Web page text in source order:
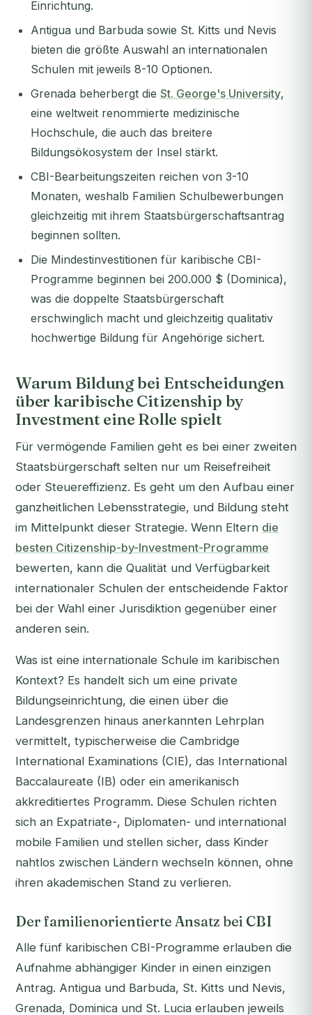
Einrichtung.
Antigua und Barbuda sowie St. Kitts und Nevis
bieten die größte Auswahl an internationalen
Schulen mit jeweils 8-10 Optionen.
Grenada beherbergt die St. George's University,
eine weltweit renommierte medizinische
Hochschule, die auch das breitere
Bildungsökosystem der Insel stärkt.
CBI-Bearbeitungszeiten reichen von 3-10
Monaten, weshalb Familien Schulbewerbungen
gleichzeitig mit ihrem Staatsbürgerschaftsantrag
beginnen sollten.
Die Mindestinvestitionen für karibische CBI-
Programme beginnen bei 200.000 $ (Dominica),
was die doppelte Staatsbürgerschaft
erschwinglich macht und gleichzeitig qualitativ
hochwertige Bildung für Angehörige sichert.
Warum Bildung bei Entscheidungen
über karibische Citizenship by
Investment eine Rolle spielt
Für vermögende Familien geht es bei einer zweiten
Staatsbürgerschaft selten nur um Reisefreiheit
oder Steuereffizienz. Es geht um den Aufbau einer
ganzheitlichen Lebensstrategie, und Bildung steht
im Mittelpunkt dieser Strategie. Wenn Eltern die
besten Citizenship-by-Investment-Programme
bewerten, kann die Qualität und Verfügbarkeit
internationaler Schulen der entscheidende Faktor
bei der Wahl einer Jurisdiktion gegenüber einer
anderen sein.
Was ist eine internationale Schule im karibischen
Kontext? Es handelt sich um eine private
Bildungseinrichtung, die einen über die
Landesgrenzen hinaus anerkannten Lehrplan
vermittelt, typischerweise die Cambridge
International Examinations (CIE), das International
Baccalaureate (IB) oder ein amerikanisch
akkreditiertes Programm. Diese Schulen richten
sich an Expatriate-, Diplomaten- und international
mobile Familien und stellen sicher, dass Kinder
nahtlos zwischen Ländern wechseln können, ohne
ihren akademischen Stand zu verlieren.
Der familienorientierte Ansatz bei CBI
Alle fünf karibischen CBI-Programme erlauben die
Aufnahme abhängiger Kinder in einen einzigen
Antrag. Antigua und Barbuda, St. Kitts und Nevis,
Grenada, Dominica und St. Lucia erlauben jeweils